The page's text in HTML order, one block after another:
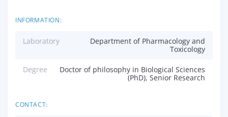
INFORMATION:
Laboratory
Department of Pharmacology and
Toxicology
Degree
Doctor of philosophy in Biological Sciences
(PhD), Senior Research
CONTACT: